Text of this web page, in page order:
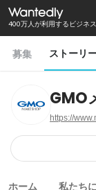
400万人が利用するビジネ
募集 ストーリ
GMO
https://
ホーム 私たち